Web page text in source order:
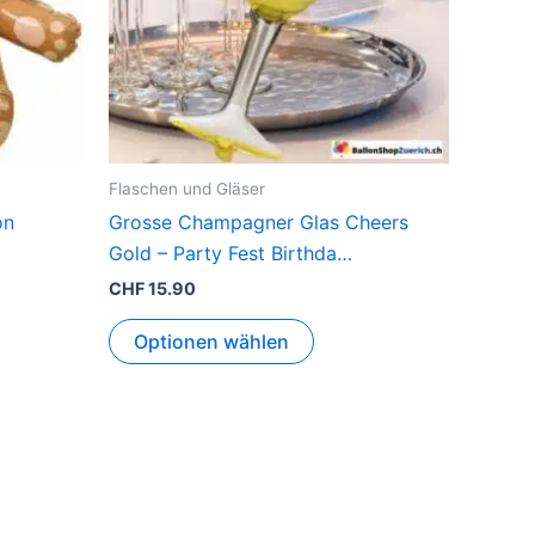
Flaschen und Gläser
Grosse Champagner Glas Cheers
Gold – Party Fest Birthda…
CHF15.90
Optionen wählen